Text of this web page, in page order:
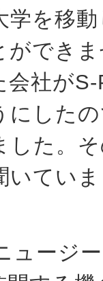
学を移
ができ
会社が
にした
した。
いてい
ージ